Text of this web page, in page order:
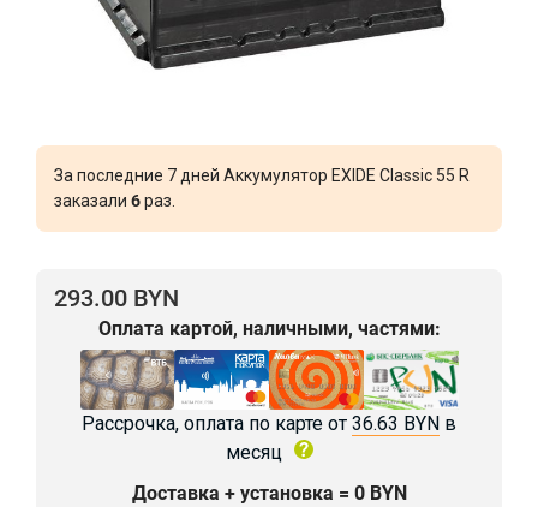
За последние 7 дней Аккумулятор EXIDE Classic 55 R
заказали 6раз.
293.00 BYN
Оплата картой, наличными, частями:
Рассрочка, оплата по карте от 36.63 BYN в
месяц
Доставка + установка = 0 BYN